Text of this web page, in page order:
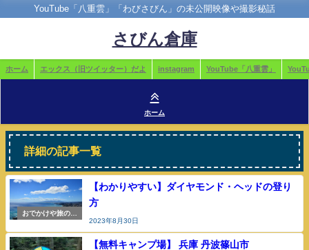
YouTube「八重雲」「わびさびん」の未公開映像や撮影秘話
さびん倉庫
ホーム エックス（旧ツイッター）だよ instagram YouTube「八重雲」
ホーム
詳細の記事一覧
おでかけや旅の参
【わかりやすい】ダイヤモンド・ヘッドの登り
方
2023年8月30日
【無料キャンプ場】 兵庫 丹波篠山市